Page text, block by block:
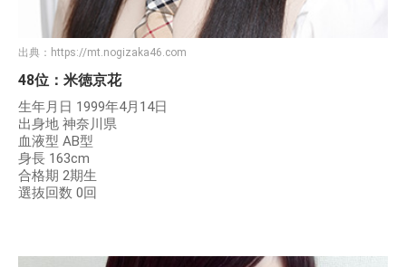
出典： https://mt.nogizaka46.com
48位：米徳京花
生年月日 1999年4月14日
出身地 神奈川県
血液型 AB型
身長 163cm
合格期 2期生
選抜回数 0回